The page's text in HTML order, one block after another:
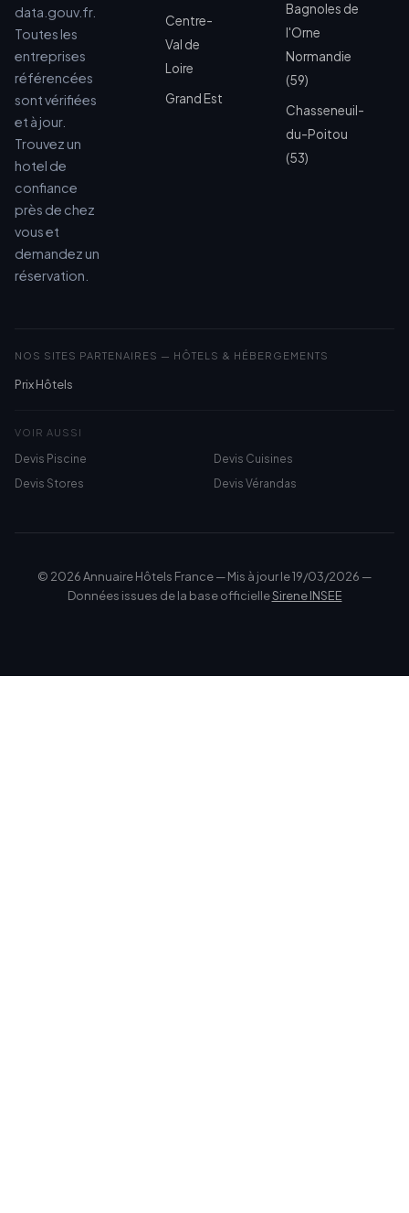
data.gouv.fr.
Toutes les
entreprises
référencées
sont vérifiées
et à jour.
Trouvez un
hotel de
confiance
près de chez
vous et
demandez un
réservation.
Centre-
Val de
Loire
Grand Est
Bagnoles de
l'Orne
Normandie
(59)
Chasseneuil-
du-Poitou
(53)
NOS SITES PARTENAIRES — HÔTELS & HÉBERGEMENTS
Prix Hôtels
VOIR AUSSI
Devis Piscine
Devis Cuisines
Devis Stores
Devis Vérandas
© 2026 Annuaire Hôtels France — Mis à jour le 19/03/2026 —
Données issues de la base officielleSirene INSEE